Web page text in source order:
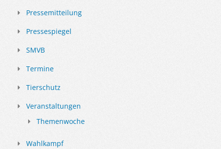
Pressemitteilung
Pressespiegel
SMVB
Termine
Tierschutz
Veranstaltungen
Themenwoche
Wahlkampf